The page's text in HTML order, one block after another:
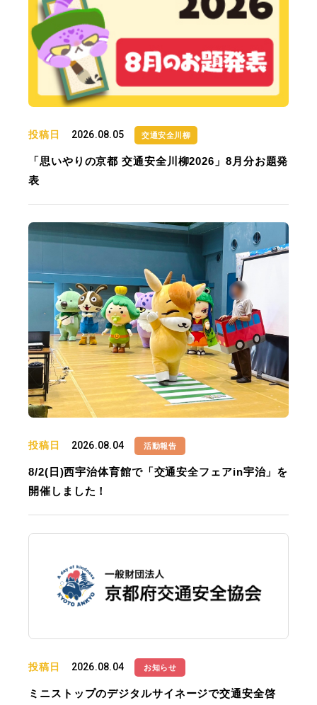
投稿日 2026.08.05 交通安全川柳
「思いやりの京都 交通安全川柳2026」8月分お題発
表
投稿日 2026.08.04 活動報告
8/2(日)西宇治体育館で「交通安全フェアin宇治」を
開催しました！
投稿日 2026.08.04 お知らせ
ミニストップのデジタルサイネージで交通安全啓